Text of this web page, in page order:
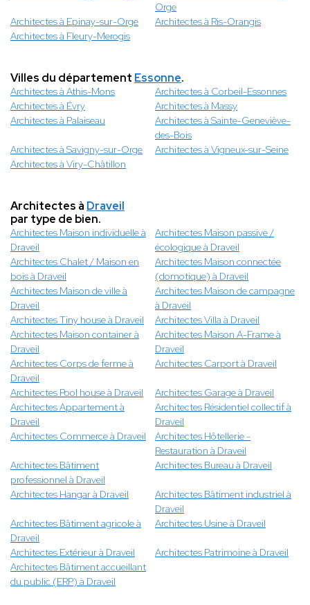
Orge
Architectes à Epinay-sur-Orge
Architectes à Ris-Orangis
Architectes à Fleury-Merogis
Villes du département Essonne.
Architectes à Athis-Mons
Architectes à Corbeil-Essonnes
Architectes à Évry
Architectes à Massy
Architectes à Palaiseau
Architectes à Sainte-Geneviève-
des-Bois
Architectes à Savigny-sur-Orge
Architectes à Vigneux-sur-Seine
Architectes à Viry-Châtillon
Architectes à Draveil
par type de bien.
Architectes Maison individuelle à
Draveil
Architectes Maison passive /
écologique à Draveil
Architectes Chalet / Maison en
bois à Draveil
Architectes Maison connectée
(domotique) à Draveil
Architectes Maison de ville à
Draveil
Architectes Maison de campagne
à Draveil
Architectes Tiny house à Draveil
Architectes Villa à Draveil
Architectes Maison container à
Draveil
Architectes Maison A-Frame à
Draveil
Architectes Corps de ferme à
Draveil
Architectes Carport à Draveil
Architectes Pool house à Draveil
Architectes Garage à Draveil
Architectes Appartement à
Draveil
Architectes Résidentiel collectif à
Draveil
Architectes Commerce à Draveil
Architectes Hôtellerie -
Restauration à Draveil
Architectes Bâtiment
professionnel à Draveil
Architectes Bureau à Draveil
Architectes Hangar à Draveil
Architectes Bâtiment industriel à
Draveil
Architectes Bâtiment agricole à
Draveil
Architectes Usine à Draveil
Architectes Extérieur à Draveil
Architectes Patrimoine à Draveil
Architectes Bâtiment accueillant
du public (ERP) à Draveil